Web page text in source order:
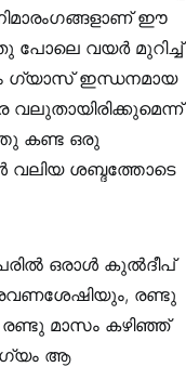
ഈ
പോലെ വയർ മുറിച്ച്
ഗ്യാസ് ഇന്ധനമായ
വലുതായിരിക്കുമെന്ന്
കണ്ട ഒരു
വലിയ ശബ്ദത്തോടെ
ഒരാള്‍ കുൽദീപ്
രണ്ടു
മാസം കഴിഞ്ഞ്
ആ